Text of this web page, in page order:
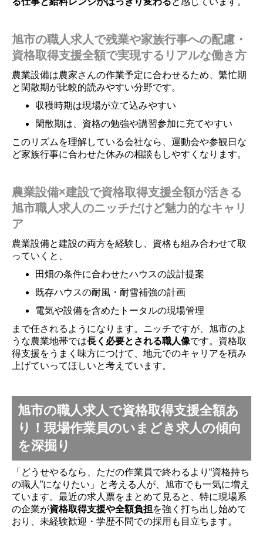
旭市の職人求人で残業や家族行事への配慮・
資格取得支援全額で実現するリアルな働き方
農業設備は農家さんの作業予定に合わせるため、繁忙期
と閑散期が比較的読みやすい分野です。
収穫時期は現場が立て込みやすい
閑散期は、資格の勉強や講習参加に充てやすい
このリズムを理解している会社なら、運動会や参観日な
ど家族行事に合わせた休みの相談もしやすくなります。
農業設備×建設で資格取得支援全額が活きる
旭市職人求人のニッチだけど魅力的なキャリ
ア
農業設備と建設の両方を経験し、資格も組み合わせて取
っていくと、
田畑の条件に合わせたハウスの設計提案
既存ハウスの耐風・耐雪補強の計画
電気や設備を含めたトータルの現場管理
まで任されるようになります。ニッチですが、旭市のよ
うな農業地帯では長く必要とされる職人像です。資格取
得支援をうまく味方につけて、地元でのキャリアを積み
上げていってほしいと考えています。
旭市の職人求人で資格取得支援全額あ
り！現場作業員のいまどき求人の傾向
を深掘り
「どうせやるなら、ただの作業員で終わるより“資格持ち
の職人”になりたい」と考える人が、旭市でも一気に増え
ています。最近の求人票をまとめて見ると、特に現場系
の企業が資格取得支援や全額負担を強く打ち出し始めて
おり、未経験歓迎・学歴不問での採用も目立ちます。